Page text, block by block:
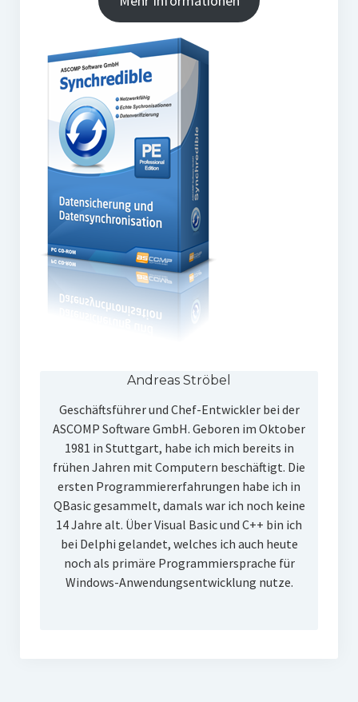
Andreas Ströbel
Geschäftsführer und Chef-Entwickler bei der
ASCOMP Software GmbH. Geboren im Oktober
1981 in Stuttgart, habe ich mich bereits in
frühen Jahren mit Computern beschäftigt. Die
ersten Programmiererfahrungen habe ich in
QBasic gesammelt, damals war ich noch keine
14 Jahre alt. Über Visual Basic und C++ bin ich
bei Delphi gelandet, welches ich auch heute
noch als primäre Programmiersprache für
Windows-Anwendungsentwicklung nutze.